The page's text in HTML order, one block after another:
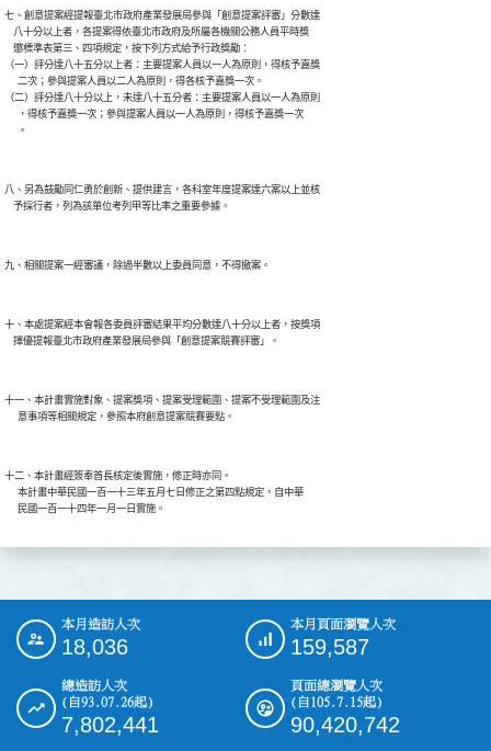
七、創意提案經提報臺北市政府產業發展局參與「創意提案評審」分數達
    八十分以上者，各提案得依臺北市政府及所屬各機關公務人員平時獎
    懲標準表第三、四項規定，按下列方式給予行政獎勵：
（一）評分達八十五分以上者：主要提案人員以一人為原則，得核予嘉獎
      二次；參與提案人員以二人為原則，得各核予嘉獎一次。
（二）評分達八十分以上，未達八十五分者：主要提案人員以一人為原則
      ，得核予嘉獎一次；參與提案人員以一人為原則，得核予嘉獎一次
      。
八、另為鼓勵同仁勇於創新、提供建言，各科室年度提案達六案以上並核
    予採行者，列為該單位考列甲等比率之重要參據。
九、相關提案一經審議，除過半數以上委員同意，不得撤案。
十、本處提案經本會報各委員評審結果平均分數達八十分以上者，按獎項
    擇優提報臺北市政府產業發展局參與「創意提案競賽評審」。
十一、本計畫實施對象、提案獎項、提案受理範圍、提案不受理範圍及注
      意事項等相關規定，參照本府創意提案競賽要點。
十二、本計畫經簽奉首長核定後實施，修正時亦同。
      本計畫中華民國一百一十三年五月七日修正之第四點規定，自中華
      民國一百一十四年一月一日實施。
::: 本月造訪人次
18,036
本月頁面瀏覽人次
159,587
總造訪人次
(自93.07.26起)
7,802,441
頁面總瀏覽人次
(自105.7.15起)
90,420,742